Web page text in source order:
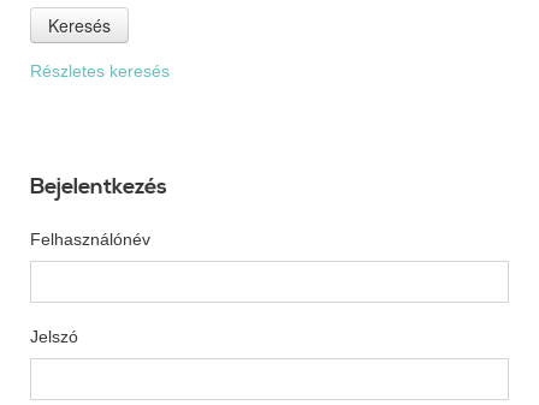
Keresés
Részletes keresés
Bejelentkezés
Felhasználónév
Jelszó